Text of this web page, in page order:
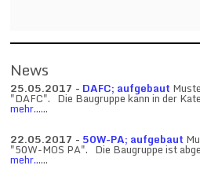
News
25.05.2017 - DAFC; aufgebaut
"DAFC". Die Baugruppe kann in der
mehr......
22.05.2017 - 50W-PA; aufgebaut
"50W-MOS PA". Die Baugruppe ist
mehr......